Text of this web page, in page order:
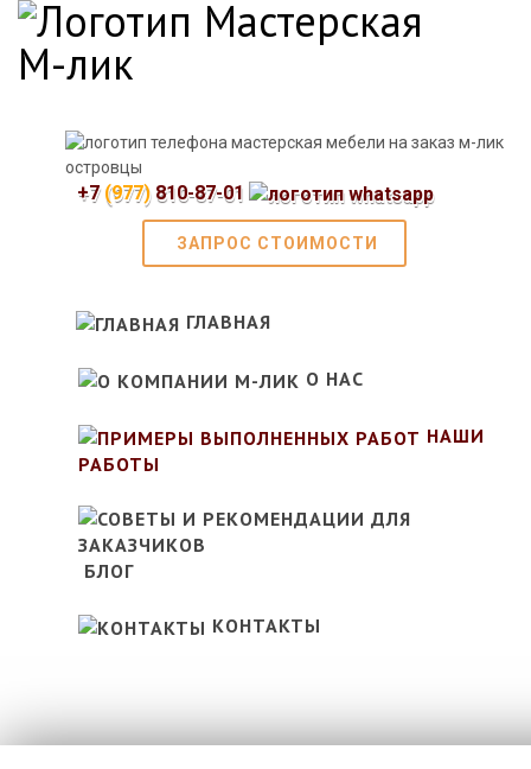
+7 (977)810-87-01
ЗАПРОС СТОИМОСТИ
ГЛАВНАЯ
О НАС
НАШИ
РАБОТЫ
БЛОГ
КОНТАКТЫ